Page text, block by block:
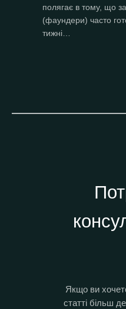
полягає в тому, що
(фаундери) часто
тижні…
Якщо ви
статті більш